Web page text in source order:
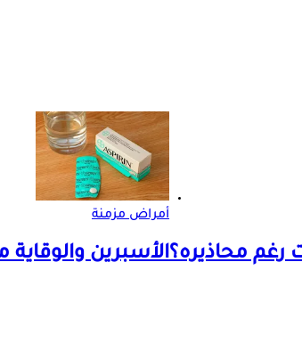
رغم محاذيره؟
أمراض مزمنة
الأسبرين